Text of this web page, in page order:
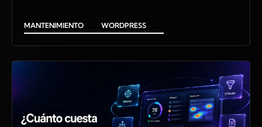
MANTENIMIENTO WORDPRESS